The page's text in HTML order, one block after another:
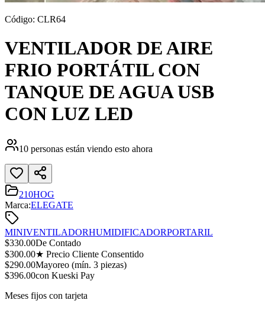
Código: CLR64
VENTILADOR DE AIRE
FRIO PORTÁTIL CON
TANQUE DE AGUA USB
CON LUZ LED
10 personas están viendo esto ahora
210HOG
Marca:ELEGATE
MINIVENTILADORHUMIDIFICADORPORTARIL
$330.00De Contado
$300.00★ Precio Cliente Consentido
$290.00Mayoreo (mín. 3 piezas)
$396.00con Kueski Pay
Meses fijos con tarjeta